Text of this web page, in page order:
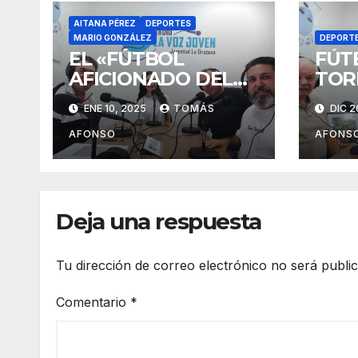
AITANA PÉREZ
DEPORTES
MARIO GONZÁLEZ
EL «FÚTBOL
AFICIONADO DEL
VALLE DE LA
OROTAVA» EN
RADIO LA VOZ
JOVEN
ENE 10, 2025 TOMÁS
AFONSO
DIC
Deja una respuesta
Tu dirección de correo electrónico no será
Comentario *